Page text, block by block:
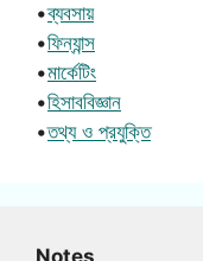
•ব্যবসায়
•ফিন্যান্স
•মার্কেটিং
•হিসাববিজ্ঞান
•তথ্য ও প্রযুক্তি
Notes